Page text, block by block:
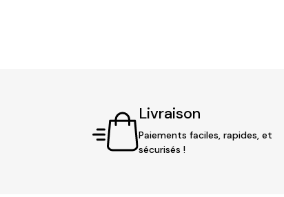
Livraison
Paiements faciles, rapides, et
sécurisés !